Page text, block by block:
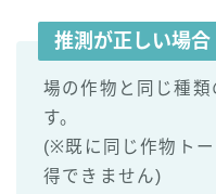
推測が正しい場合
場の作物と同じ種
す。
(※既に同じ作物ト
得できません)